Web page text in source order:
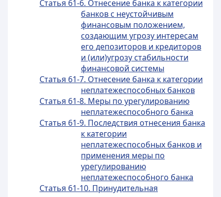
Статья 61-6. Отнесение банка к категории
банков с неустойчивым
финансовым положением,
создающим угрозу интересам
его депозиторов и кредиторов
и (или)угрозу стабильности
финансовой системы
Статья 61-7. Отнесение банка к категории
неплатежеспособных банков
Статья 61-8. Меры по урегулированию
неплатежеспособного банка
Статья 61-9. Последствия отнесения банка
к категории
неплатежеспособных банков и
применения меры по
урегулированию
неплатежеспособного банка
Статья 61-10. Принудительная